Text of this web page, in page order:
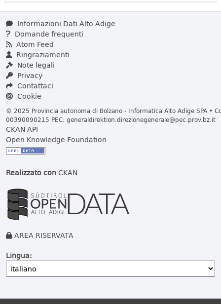
Informazioni Dati Alto Adige
Domande frequenti
Atom Feed
Ringraziamenti
Note legali
Privacy
Contattaci
Cookie
© 2025 Provincia autonoma di Bolzano - Informatica Alto Adige SPA •
00390090215 PEC: generaldirektion.direzionegenerale@pec.prov.bz.it
CKAN API
Open Knowledge Foundation
Realizzato conCKAN
AREA RISERVATA
Lingua